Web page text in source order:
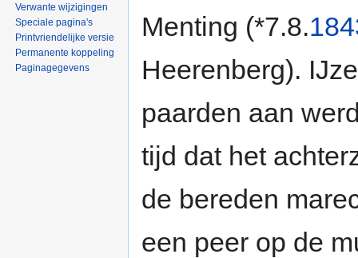
Menting (*7.8.
Heerenberg).
paarden aan
tijd dat het
de bereden
een peer op de
Verwante wijzigingen
Speciale pagina's
Printvriendelijke versie
Permanente koppeling
Paginagegevens